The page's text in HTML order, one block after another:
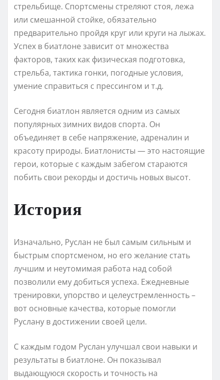
стрельбище. Спортсмены стреляют стоя, лежа
или смешанной стойке, обязательно
предварительно пройдя круг или круги на лыжах.
Успех в биатлоне зависит от множества
факторов, таких как физическая подготовка,
стрельба, тактика гонки, погодные условия,
умение справиться с прессингом и т.д.
Сегодня биатлон является одним из самых
популярных зимних видов спорта. Он
объединяет в себе напряжение, адреналин и
красоту природы. Биатлонисты — это настоящие
герои, которые с каждым забегом стараются
побить свои рекорды и достичь новых высот.
История
Изначально, Руслан не был самым сильным и
быстрым спортсменом, но его желание стать
лучшим и неутомимая работа над собой
позволили ему добиться успеха. Ежедневные
тренировки, упорство и целеустремленность –
вот основные качества, которые помогли
Руслану в достижении своей цели.
С каждым годом Руслан улучшал свои навыки и
результаты в биатлоне. Он показывал
выдающуюся скорость и точность на